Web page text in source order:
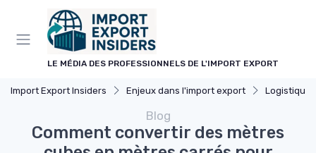
LE MÉDIA DES PROFESSIONNELS DE L'IMPORT EXPORT
Import Export Insiders Enjeux dans l'import export Logistique
Blog
Comment convertir des mètres
Panneau de gestion des cookies